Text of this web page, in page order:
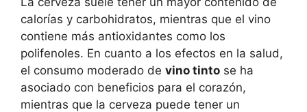
calorías y carbohidratos, mientras que el vino
contiene más antioxidantes como los
polifenoles. En cuanto a los efectos en la salud,
el consumo moderado de vino tinto se ha
asociado con beneficios para el corazón,
mientras que la cerveza puede tener un